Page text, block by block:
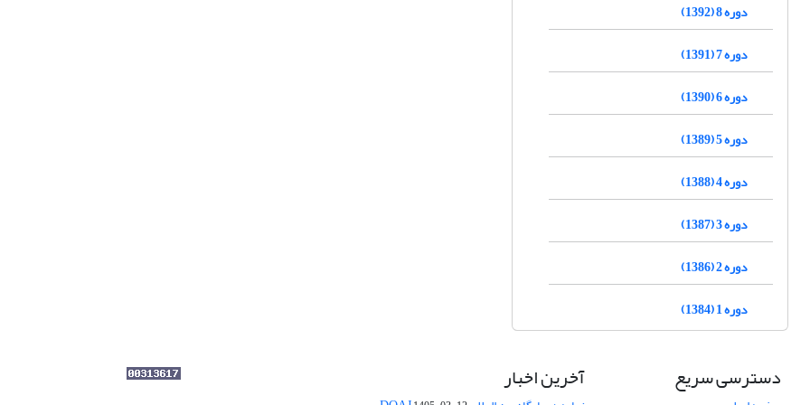
دوره 8 (1392)
دوره 7 (1391)
دوره 6 (1390)
دوره 5 (1389)
دوره 4 (1388)
دوره 3 (1387)
دوره 2 (1386)
دوره 1 (1384)
دسترسی سریع آخرین اخبار